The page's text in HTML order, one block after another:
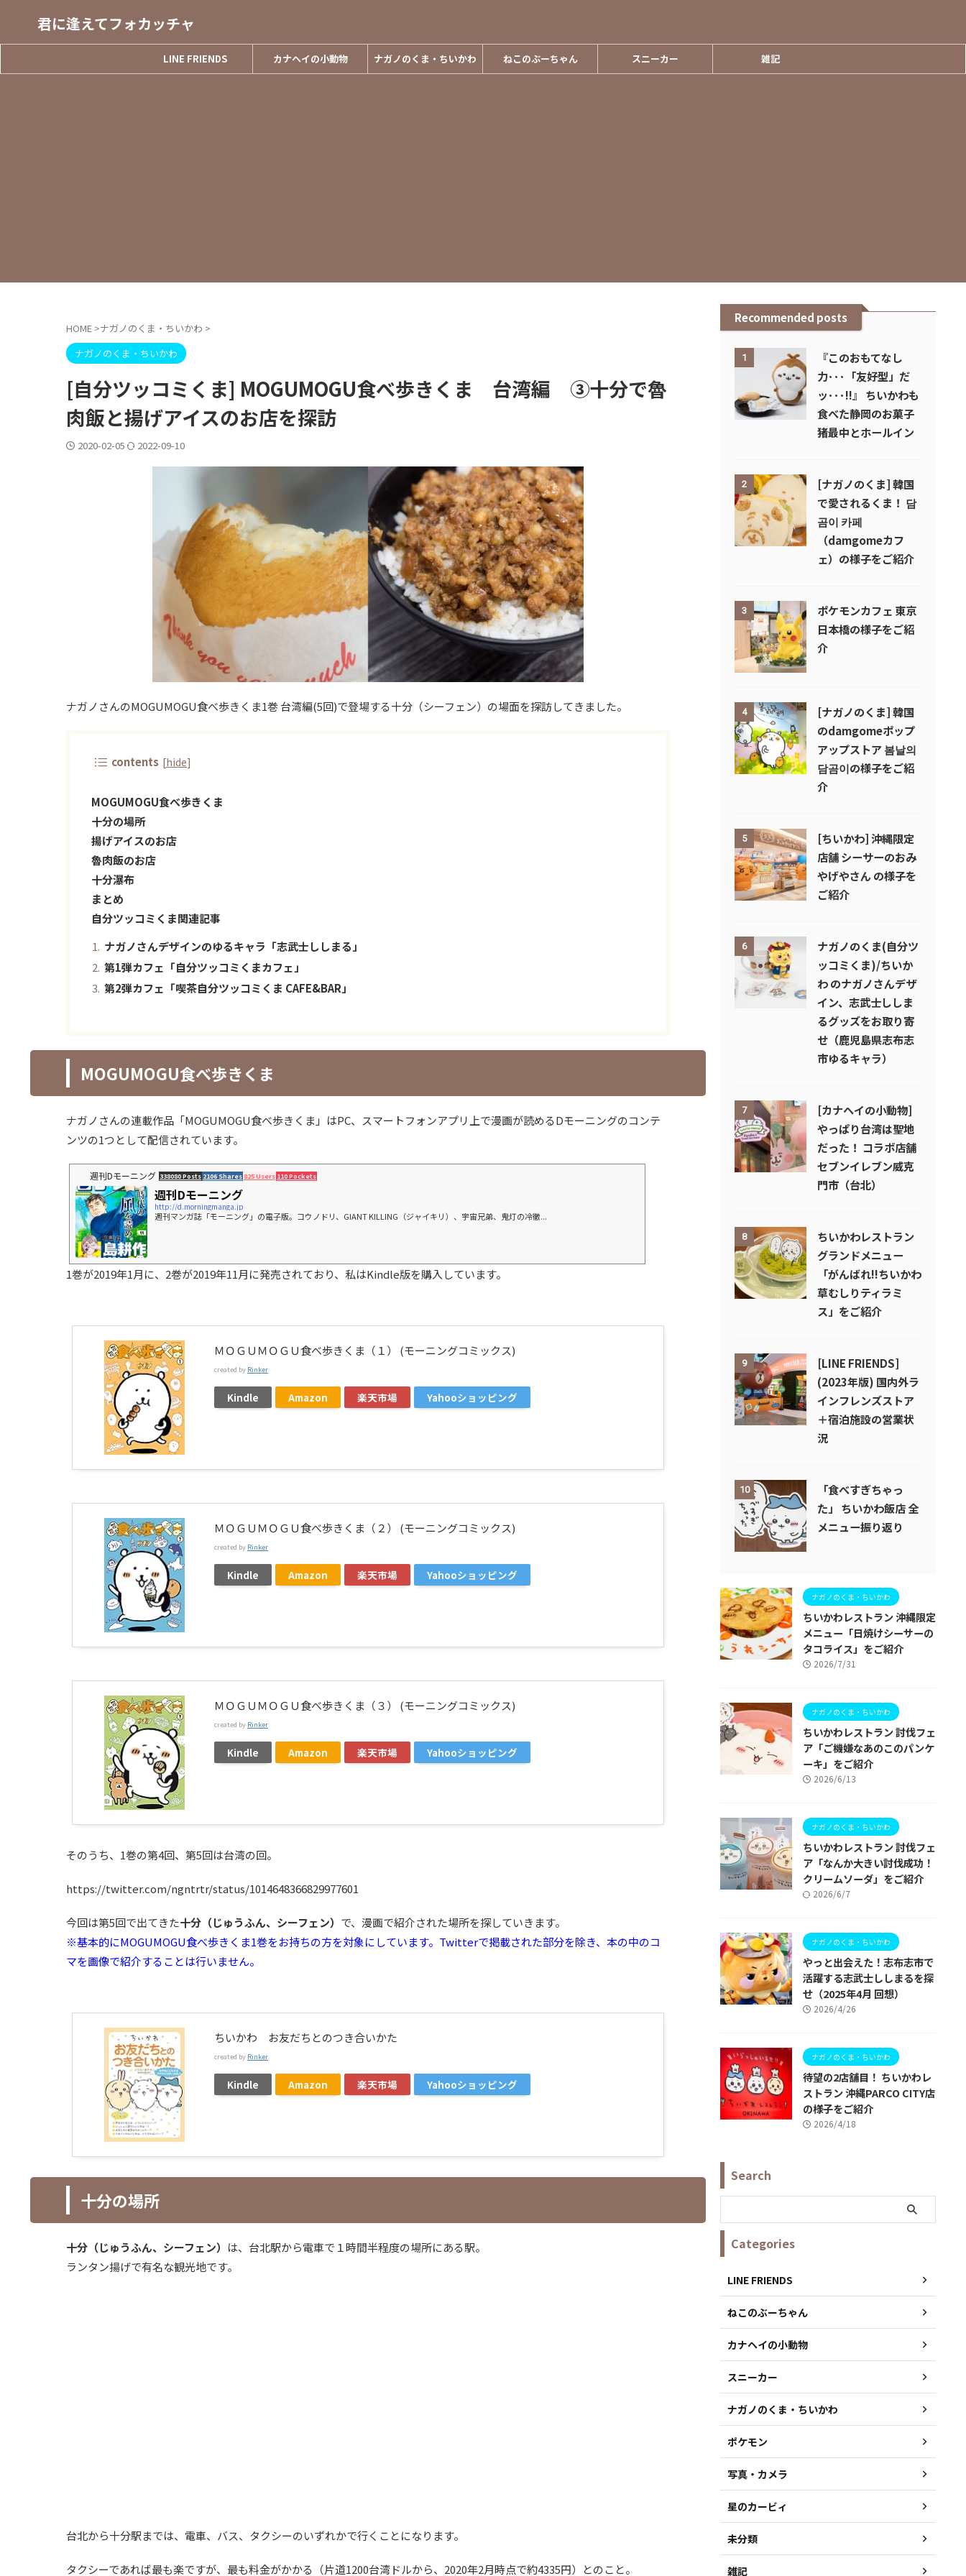
君に逢えてフォカッチャ
LINE FRIENDS カナヘイの小動物 ナガノのくま・ちいかわ ねこのぶーちゃん スニーカー 雑記
HOME >ナガノのくま・ちいかわ >
ナガノのくま・ちいかわ
[自分ツッコミくま] MOGUMOGU食べ歩きくま 台湾編 ③十分で魯
肉飯と揚げアイスのお店を探訪
2020-02-05 2022-09-10
ナガノさんのMOGUMOGU食べ歩きくま1巻 台湾編(5回)で登場する十分（シーフェン）の場面を探訪してきました。
contents [hide]
MOGUMOGU食べ歩きくま
十分の場所
揚げアイスのお店
魯肉飯のお店
十分瀑布
まとめ
自分ツッコミくま関連記事
ナガノさんデザインのゆるキャラ「志武士ししまる」
第1弾カフェ「自分ツッコミくまカフェ」
第2弾カフェ「喫茶自分ツッコミくま CAFE&BAR」
MOGUMOGU食べ歩きくま
ナガノさんの連載作品「MOGUMOGU食べ歩きくま」はPC、スマートフォンアプリ上で漫画が読めるDモーニングのコンテ
ンツの1つとして配信されています。
週刊Dモーニング 338080 Posts 2106 Shares825 Users 110 Pockets
週刊Dモーニング
http://d.morningmanga.jp
週刊マンガ誌「モーニング」の電子版。コウノドリ、GIANT KILLING（ジャイキリ）、宇宙兄弟、鬼灯の冷徹...
1巻が2019年1月に、2巻が2019年11月に発売されており、私はKindle版を購入しています。
ＭＯＧＵＭＯＧＵ食べ歩きくま（１） (モーニングコミックス)
created by Rinker
Kindle Amazon 楽天市場 Yahooショッピング
ＭＯＧＵＭＯＧＵ食べ歩きくま（２） (モーニングコミックス)
created by Rinker
Kindle Amazon 楽天市場 Yahooショッピング
ＭＯＧＵＭＯＧＵ食べ歩きくま（３） (モーニングコミックス)
created by Rinker
Kindle Amazon 楽天市場 Yahooショッピング
そのうち、1巻の第4回、第5回は台湾の回。
https://twitter.com/ngntrtr/status/1014648366829977601
今回は第5回で出てきた十分（じゅうふん、シーフェン） で、漫画で紹介された場所を探していきます。
※基本的にMOGUMOGU食べ歩きくま1巻をお持ちの方を対象にしています。Twitterで掲載された部分を除き、本の中のコ
マを画像で紹介することは行いません。
ちいかわ お友だちとのつき合いかた
created by Rinker
Kindle Amazon 楽天市場 Yahooショッピング
十分の場所
十分（じゅうふん、シーフェン） は、台北駅から電車で１時間半程度の場所にある駅。
ランタン揚げで有名な観光地です。
台北から十分駅までは、電車、バス、タクシーのいずれかで行くことになります。
タクシーであれば最も楽ですが、最も料金がかかる（片道1200台湾ドルから、2020年2月時点で約4335円）とのこと。
Recommended posts
1
『このおもてなし
力･･･「友好型」だ
ッ･･･!!』 ちいかわも
食べた静岡のお菓子
猪最中とホールイン
2
[ナガノのくま] 韓国
で愛されるくま！ 담
곰이 카페
（damgomeカフ
ェ）の様子をご紹介
3
ポケモンカフェ 東京
日本橋の様子をご紹
介
4
[ナガノのくま] 韓国
のdamgomeポップ
アップストア 봄날의
담곰이の様子をご紹
介
5
[ちいかわ] 沖縄限定
店舗 シーサーのおみ
やげやさん の様子を
ご紹介
6
ナガノのくま(自分ツ
ッコミくま)/ちいか
わ のナガノさんデザ
イン、志武士ししま
るグッズをお取り寄
せ（鹿児島県志布志
市ゆるキャラ）
7
[カナヘイの小動物]
やっぱり台湾は聖地
だった！ コラボ店舗
セブンイレブン威克
門市（台北）
8
ちいかわレストラン
グランドメニュー
「がんばれ!!ちいかわ
草むしりティラミ
ス」をご紹介
9
[LINE FRIENDS]
(2023年版) 国内外ラ
インフレンズストア
＋宿泊施設の営業状
況
10
「食べすぎちゃっ
た」 ちいかわ飯店 全
メニュー振り返り
ナガノのくま・ちいかわ
ちいかわレストラン 沖縄限定
メニュー「日焼けシーサーの
タコライス」をご紹介
2026/7/31
ナガノのくま・ちいかわ
ちいかわレストラン 討伐フェ
ア「ご機嫌なあのこのパンケ
ーキ」をご紹介
2026/6/13
ナガノのくま・ちいかわ
ちいかわレストラン 討伐フェ
ア「なんか大きい討伐成功！
クリームソーダ」をご紹介
2026/6/7
ナガノのくま・ちいかわ
やっと出会えた！志布志市で
活躍する志武士ししまるを探
せ（2025年4月 回想）
2026/4/26
ナガノのくま・ちいかわ
待望の2店舗目！ ちいかわレ
ストラン 沖縄PARCO CITY店
の様子をご紹介
2026/4/18
Search
Categories
LINE FRIENDS
ねこのぶーちゃん
カナヘイの小動物
スニーカー
ナガノのくま・ちいかわ
ポケモン
写真・カメラ
星のカービィ
未分類
雑記